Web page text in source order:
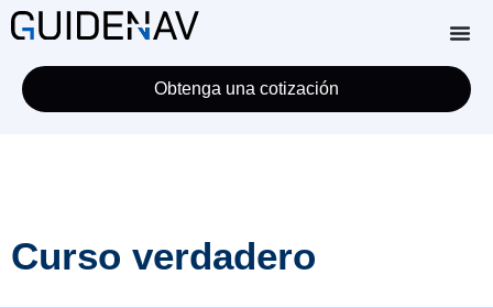
Obtenga una cotización
Curso verdadero